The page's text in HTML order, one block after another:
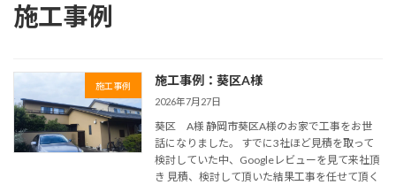
施工事例
施工事例 施工事例：葵区A様
2026年7月27日
葵区 A様 静岡市葵区A様のお家で工事をお世
話になりました。 すでに3社ほど見積を取って
検討していた中、Googleレビューを見て来社頂
き 見積、検討して頂いた結果工事を任せて頂く